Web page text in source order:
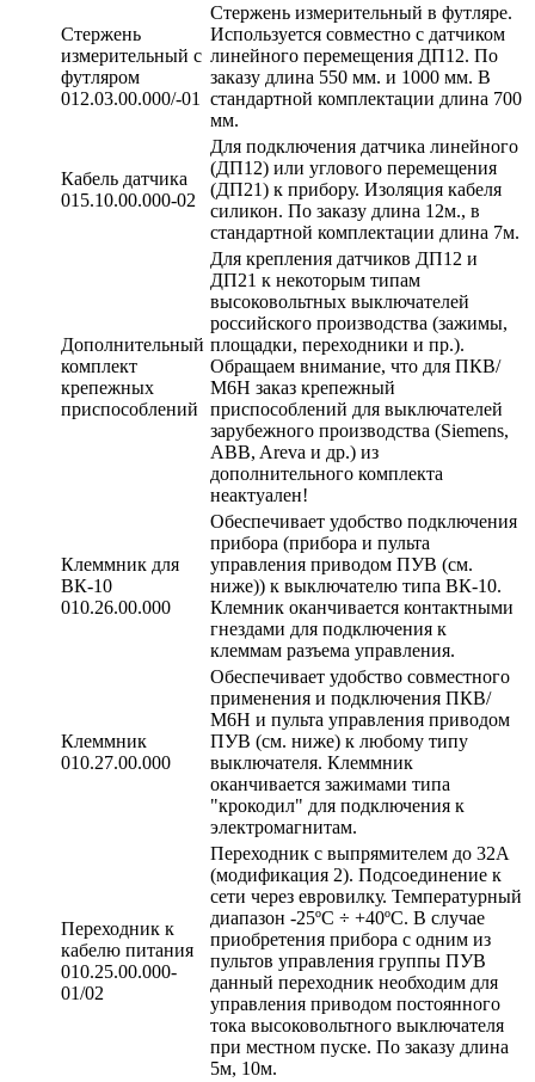
Стержень
измерительный с
футляром
012.03.00.000/-01
Стержень измерительный в футляре.
Используется совместно с датчиком
линейного перемещения ДП12. По
заказу длина 550 мм. и 1000 мм. В
стандартной комплектации длина 700
мм.
Кабель датчика
015.10.00.000-02
Для подключения датчика линейного
(ДП12) или углового перемещения
(ДП21) к прибору. Изоляция кабеля
силикон. По заказу длина 12м., в
стандартной комплектации длина 7м.
Дополнительный
комплект
крепежных
приспособлений
Для крепления датчиков ДП12 и
ДП21 к некоторым типам
высоковольтных выключателей
российского производства (зажимы,
площадки, переходники и пр.).
Обращаем внимание, что для ПКВ/
М6Н заказ крепежный
приспособлений для выключателей
зарубежного производства (Siemens,
ABB, Areva и др.) из
дополнительного комплекта
неактуален!
Клеммник для
ВК-10
010.26.00.000
Обеспечивает удобство подключения
прибора (прибора и пульта
управления приводом ПУВ (см.
ниже)) к выключателю типа ВК-10.
Клемник оканчивается контактными
гнездами для подключения к
клеммам разъема управления.
Клеммник
010.27.00.000
Обеспечивает удобство совместного
применения и подключения ПКВ/
М6Н и пульта управления приводом
ПУВ (см. ниже) к любому типу
выключателя. Клеммник
оканчивается зажимами типа
"крокодил" для подключения к
электромагнитам.
Переходник к
кабелю питания
010.25.00.000-
01/02
Переходник с выпрямителем до 32А
(модификация 2). Подсоединение к
сети через евровилку. Температурный
диапазон -25ºС ÷ +40ºС. В случае
приобретения прибора с одним из
пультов управления группы ПУВ
данный переходник необходим для
управления приводом постоянного
тока высоковольтного выключателя
при местном пуске. По заказу длина
5м, 10м.